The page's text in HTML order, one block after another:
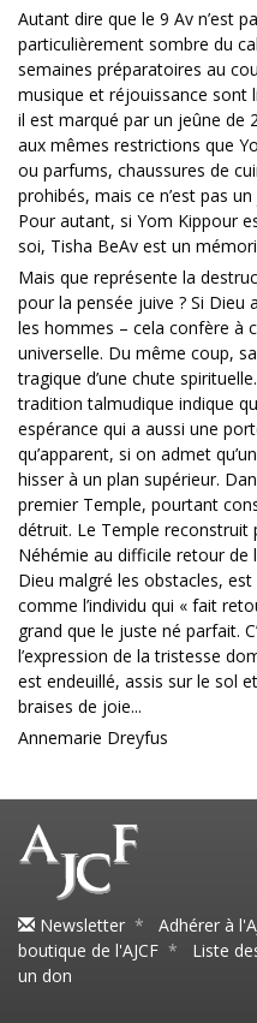
Autant dire que le 9 Av n’est
particulièrement sombre du
semaines préparatoires au
musique et réjouissance sont
il est marqué par un jeûne de
aux mêmes restrictions que
ou parfums, chaussures de
prohibés, mais ce n’est pas
Pour autant, si Yom Kippour
soi, Tisha BeAv est un
Mais que représente la
pour la pensée juive ? Si Dieu
les hommes – cela confère à
universelle. Du même coup,
tragique d’une chute
tradition talmudique indique
espérance qui a aussi une
qu’apparent, si on admet
hisser à un plan supérieur.
premier Temple, pourtant
détruit. Le Temple reconstruit
Néhémie au difficile retour de
Dieu malgré les obstacles,
comme l’individu qui « fait
grand que le juste né parfait.
l’expression de la tristesse
est endeuillé, assis sur le sol
braises de joie...
Annemarie Dreyfus
Newsletter * Adhérer à
boutique de l'AJCF * Liste
un don